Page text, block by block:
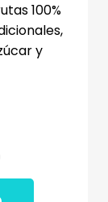
100%
y